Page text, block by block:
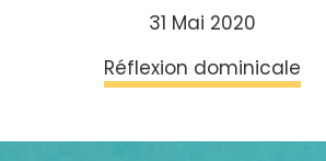
31 Mai 2020
Réflexion dominicale